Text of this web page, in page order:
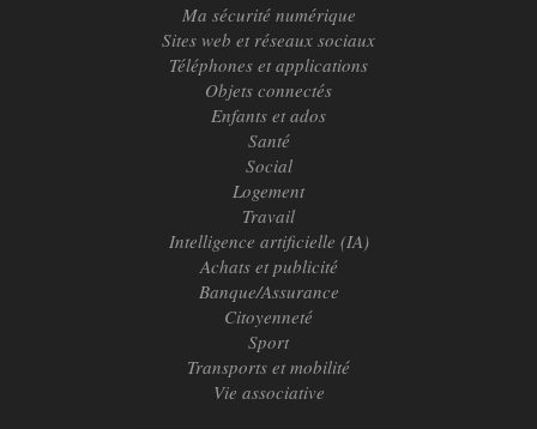
Ma sécurité numérique
Sites web et réseaux sociaux
Téléphones et applications
Objets connectés
Enfants et ados
Santé
Social
Logement
Travail
Intelligence artificielle (IA)
Achats et publicité
Banque/Assurance
Citoyenneté
Sport
Transports et mobilité
Vie associative